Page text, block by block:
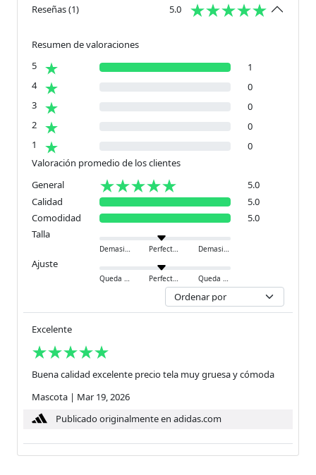
Reseñas(1) 5.0
Resumen de valoraciones
5
1
4
0
3
0
2
0
1
0
Valoración promedio de los clientes
General
5.0
Calidad
5.0
Comodidad
5.0
Talla
Demasiado pequeño Perfecto Demasiado grande
Ajuste
Queda ajustado Perfecto Queda holgado
Excelente
Buena calidad excelente precio tela muy gruesa y cómoda
Mascota | Mar 19, 2026
Publicado originalmente en adidas.com